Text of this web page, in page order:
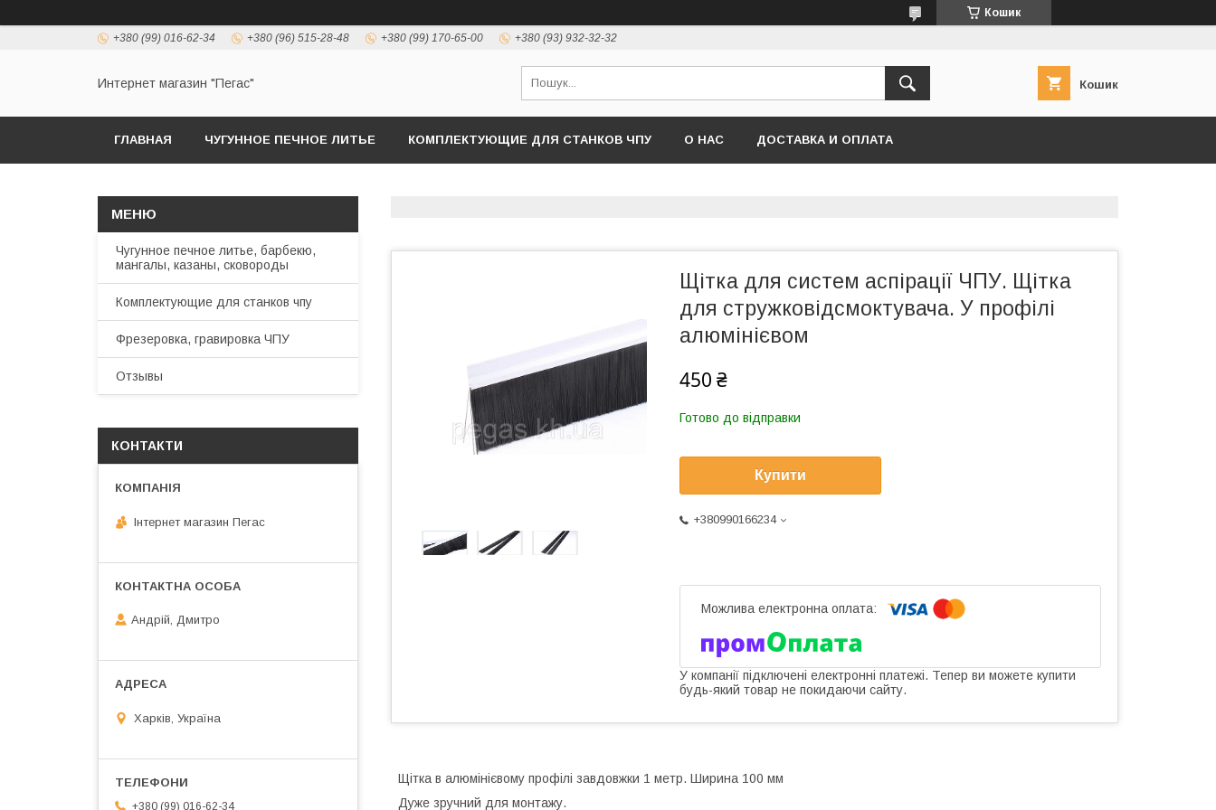
Кошик
+380 (99) 016-62-34 +380 (96) 515-28-48 +380 (99) 170-65-00 +380 (93) 932-32-32
Интернет магазин "Пегас" Кошик
ГЛАВНАЯ ЧУГУННОЕ ПЕЧНОЕ ЛИТЬЕ КОМПЛЕКТУЮЩИЕ ДЛЯ СТАНКОВ ЧПУ О НАС ДОСТАВКА И ОПЛАТА
Щітка для систем аспірації ЧПУ. Щітка
для стружковідсмоктувача. У профілі
алюмінієвом
450 ₴
Готово до відправки
Купити
+380990166234
У компанії підключені електронні платежі. Тепер ви можете купити
будь-який товар не покидаючи сайту.
Щітка в алюмінієвому профілі завдовжки 1 метр. Ширина 100 мм
Дуже зручний для монтажу.
Чугунное печное литье, барбекю,
мангалы, казаны, сковороды
Комплектующие для станков чпу
Фрезеровка, гравировка ЧПУ
Отзывы
КОНТАКТИ
Інтернет магазин Пегас
Андрій, Дмитро
Харків, Україна
+380 (99) 016-62-34